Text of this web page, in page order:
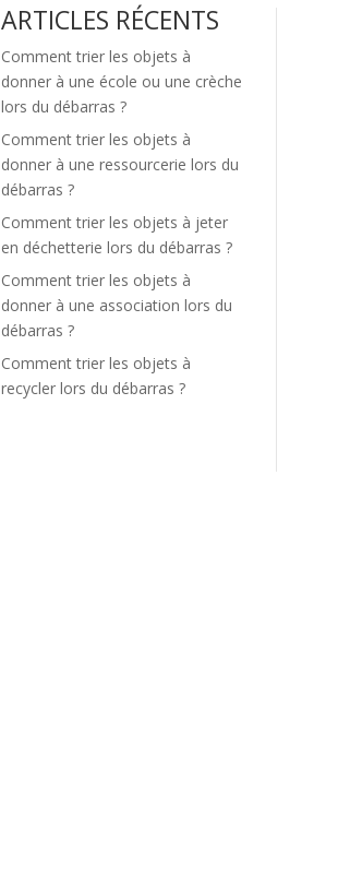
ARTICLES RÉCENTS
Comment trier les objets à
donner à une école ou une crèche
lors du débarras ?
Comment trier les objets à
donner à une ressourcerie lors du
débarras ?
Comment trier les objets à jeter
en déchetterie lors du débarras ?
Comment trier les objets à
donner à une association lors du
débarras ?
Comment trier les objets à
recycler lors du débarras ?